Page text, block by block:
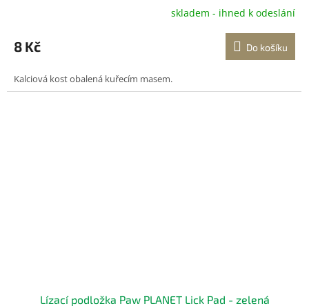
produktu
je
z
5
skladem - ihned k odeslání
8 Kč Do košíku
Kalciová kost obalená kuřecím masem.
Lízací podložka Paw PLANET Lick Pad - zelená